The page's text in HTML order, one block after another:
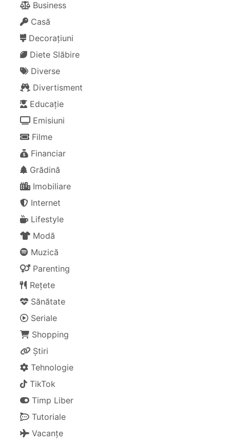
Business
Casă
Decorațiuni
Diete Slăbire
Diverse
Divertisment
Educație
Emisiuni
Filme
Financiar
Grădină
Imobiliare
Internet
Lifestyle
Modă
Muzică
Parenting
Rețete
Sănătate
Seriale
Shopping
Știri
Tehnologie
TikTok
Timp Liber
Tutoriale
Vacanțe